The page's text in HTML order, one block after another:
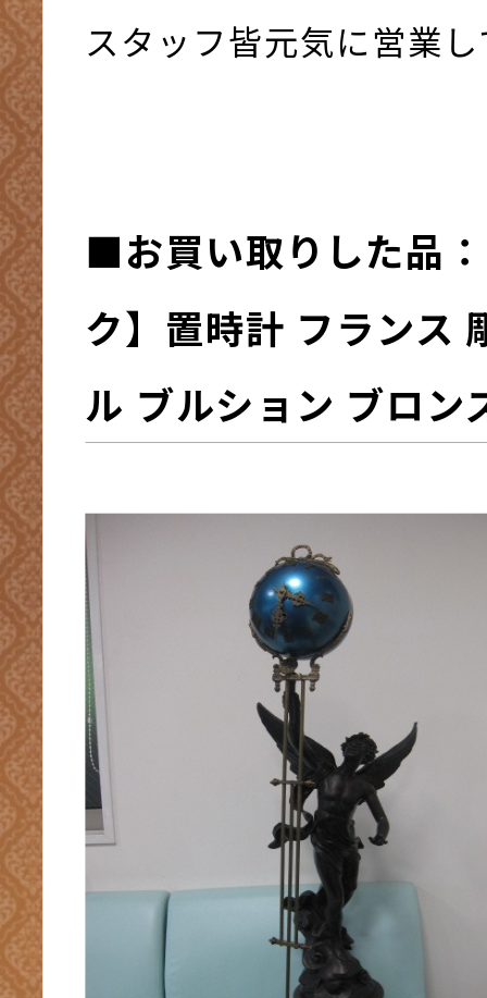
スタッフ皆元気に営業
■お買い取りした品
ク】置時計 フランス
ル ブルション ブロン